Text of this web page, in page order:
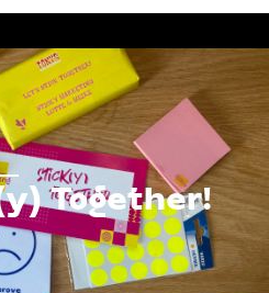
Together!